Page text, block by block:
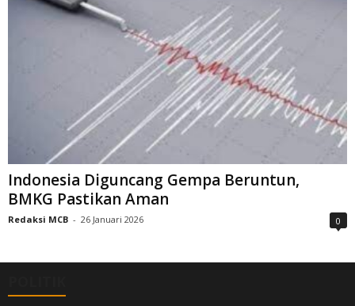
Indonesia Diguncang Gempa Beruntun,
BMKG Pastikan Aman
Redaksi MCB - 26 Januari 2026 0